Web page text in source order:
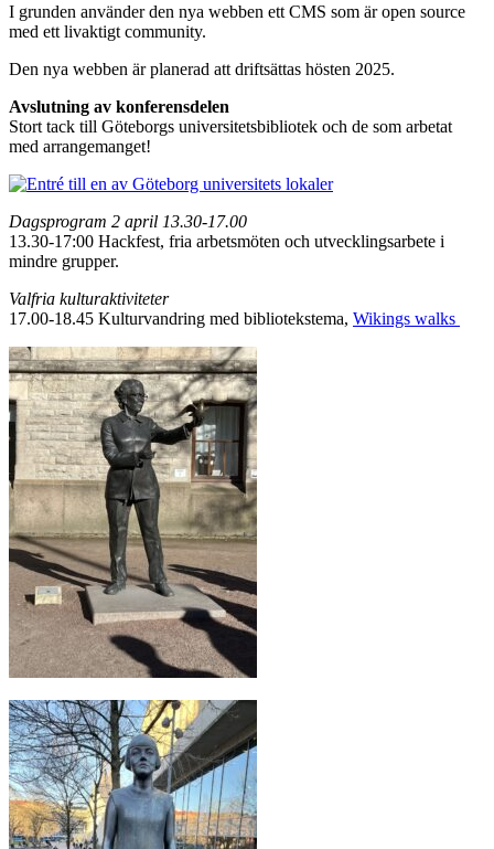
I grunden använder den nya webben ett CMS som är open source
med ett livaktigt community.
Den nya webben är planerad att driftsättas hösten 2025.
Avslutning av konferensdelen
Stort tack till Göteborgs universitetsbibliotek och de som arbetat
med arrangemanget!
Dagsprogram 2 april 13.30-17.00
13.30-17:00 Hackfest, fria arbetsmöten och utvecklingsarbete i
mindre grupper.
Valfria kulturaktiviteter
17.00-18.45 Kulturvandring med bibliotekstema, Wikings walks